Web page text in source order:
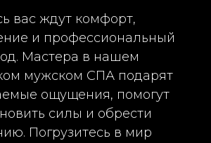
вас ждут комфорт,
и профессиональный
Мастера в нашем
мужском СПА подарят
ощущения, помогут
силы и обрести
Погрузитесь в мир